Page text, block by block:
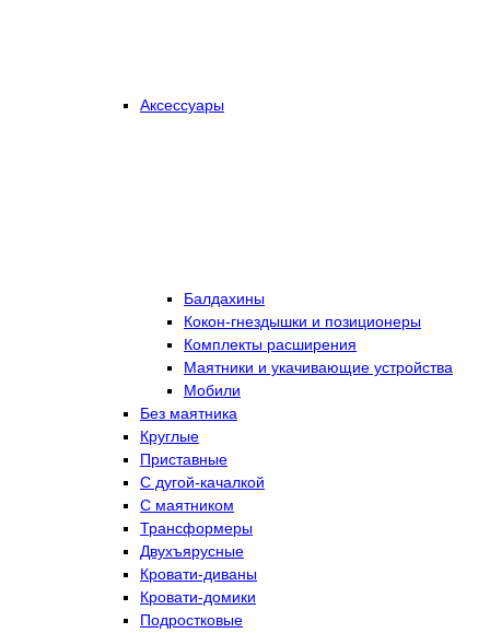
Аксессуары
Балдахины
Кокон-гнездышки и позиционеры
Комплекты расширения
Маятники и укачивающие устройства
Мобили
Без маятника
Круглые
Приставные
С дугой-качалкой
С маятником
Трансформеры
Двухъярусные
Кровати-диваны
Кровати-домики
Подростковые